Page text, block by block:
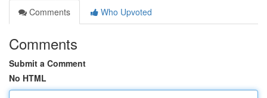
Comments
Who Upvoted
Comments
Submit a Comment
No HTML